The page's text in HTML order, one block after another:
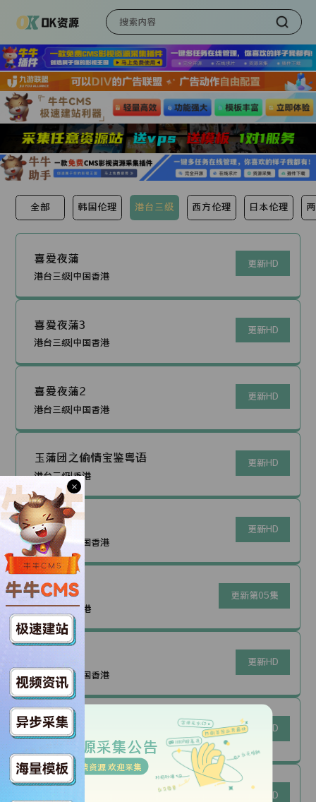
全部 韩国伦理 港台三级 西方伦理 日本伦理
喜爱夜蒲
港台三级|中国香港
更新HD
喜爱夜蒲3
港台三级|中国香港
更新HD
喜爱夜蒲2
港台三级|中国香港
更新HD
玉蒲团之偷情宝鉴粤语
港台三级|香港
更新HD
偷情客
港台三级|中国香港
更新HD
新金瓶梅
港台三级|香港
更新第05集
港台三级|中国香港
更新HD
有乜的女人
港台三级|中国香港
更新HD
有乜的女人粤语 更新HD
资源采集公告
免费资源 欢迎采集
×